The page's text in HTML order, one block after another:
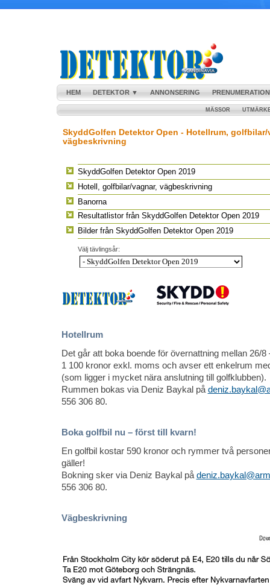
HEM DETEKTOR ▼ ANNONSERING PRENUMERATION
MÄSSOR
SkyddGolfen Detektor Open - Hotellrum, golfbilar/
vägbeskrivning
SkyddGolfen Detektor Open 2019
Hotell, golfbilar/vagnar, vägbeskrivning
Banorna
Resultatlistor från SkyddGolfen Detektor Open 2019
Bilder från SkyddGolfen Detektor Open 2019
Välj tävlingsår:
Hotellrum
Det går att boka boende för övernattning mellan 26/
1 100 kronor exkl. moms och avser ett enkelrum
(som ligger i mycket nära anslutning till golfklubben).
Rummen bokas via Deniz Baykal på
556 306 80.
Boka golfbil nu – först till kvarn!
En golfbil kostar 590 kronor och rymmer två
gäller!
Bokning sker via Deniz Baykal på
556 306 80.
Vägbeskrivning